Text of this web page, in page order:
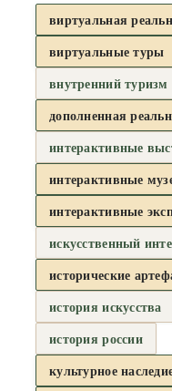
виртуальная
виртуальные туры
внутренний туризм
дополненная
интерактивные
интерактивные
интерактивные
искусственный
исторические
история искусства
история россии
культурное